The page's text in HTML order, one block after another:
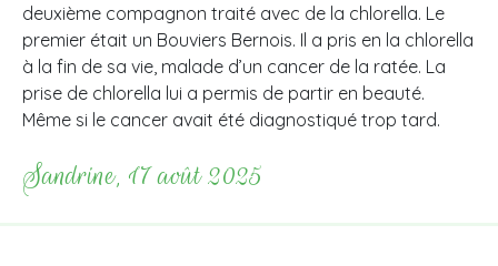
deuxième compagnon traité avec de la chlorella. Le
premier était un Bouviers Bernois. Il a pris en la chlorella
à la fin de sa vie, malade d’un cancer de la ratée. La
prise de chlorella lui a permis de partir en beauté.
Même si le cancer avait été diagnostiqué trop tard.
Sandrine, 17 août 2025